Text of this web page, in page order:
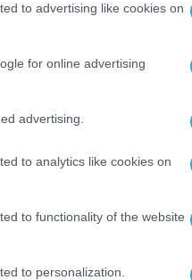
to advertising like cookies on
for online advertising
advertising.
to analytics like cookies on
to functionality of the website
to personalization.
τομείς
σταθερά την